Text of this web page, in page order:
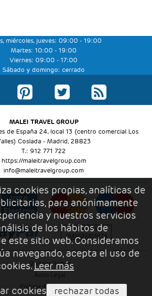
miércoles, jueves: 09:00 - 19:00
Martes: 10:00 - 19:00
Viernes: 09:00 - 17:00
Sábado y domingo: cerrado
MALEI TRAVEL GROUP
de España 24, local 13 (centro comercial Los
Coslada - Madrid, 28823
T.: 912 771 722
https://maleitravelgroup.com
info@maleitravelgroup.com
Quiénes Somos
Aviso Legal
Política de Privacidad
cookies propias, analíticas de
para anónimamente
y nuestros servicios
de los hábitos de
este sitio web. Consideramos
navegando, acepta el uso de
Leer más
cookies
rechazar todas